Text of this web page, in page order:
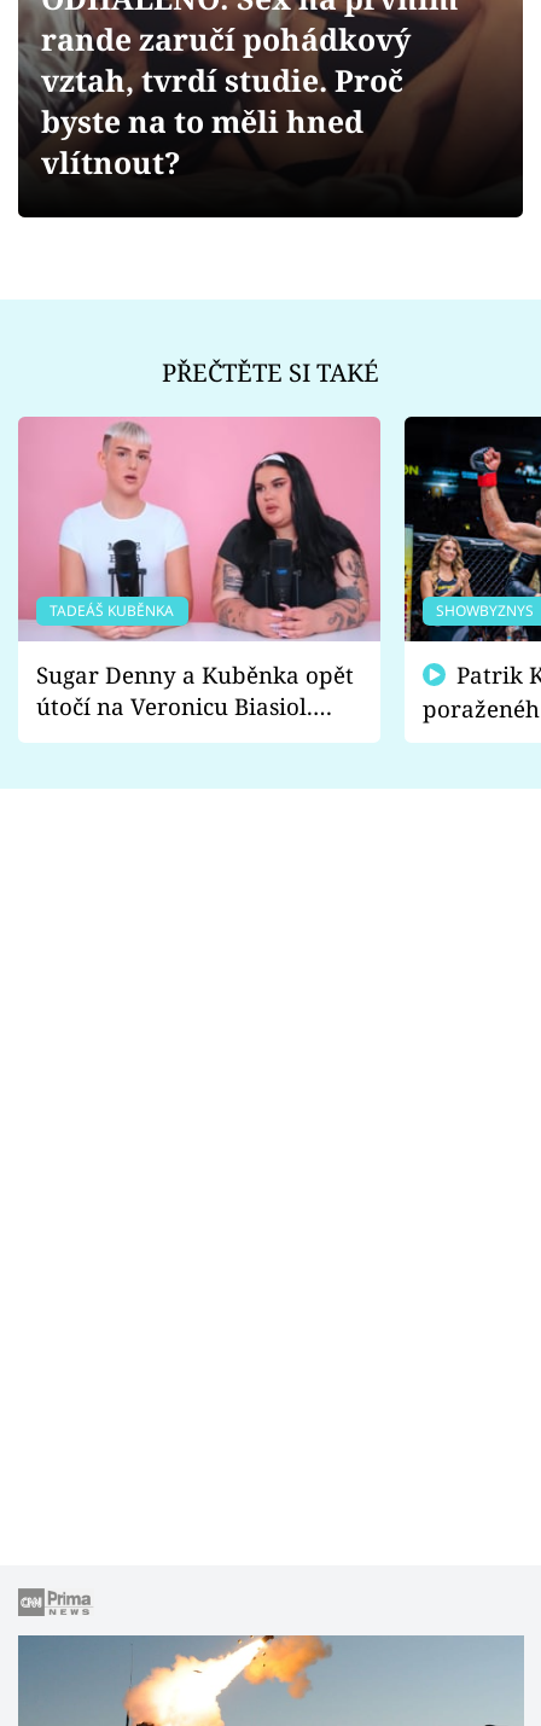
Videa
Sledujte prima+
rande zaručí pohádkový
vztah, tvrdí studie. Proč
byste na to měli hned
vlítnout?
PŘEČTĚTE SI TAKÉ
TADEÁŠ KUBĚNKA
Sugar Denny a Kuběnka opět
útočí na Veronicu Biasiol.
Proč je podle nich falešná a
SHOWBYZNYS
fanoušci